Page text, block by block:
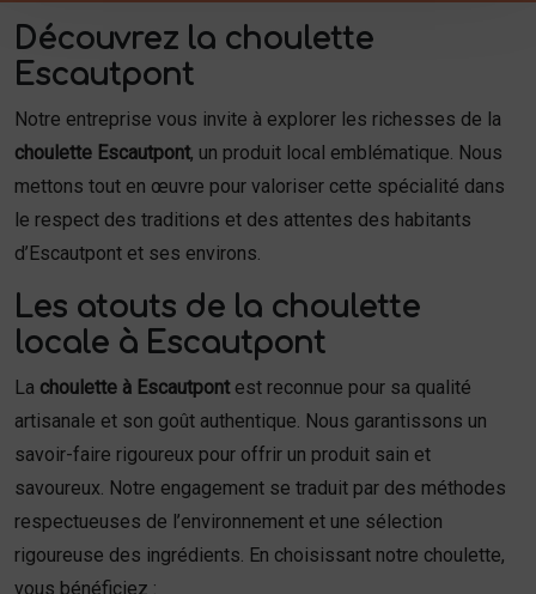
Découvrez la choulette
Escautpont
Notre entreprise vous invite à explorer les richesses de la
choulette Escautpont, un produit local emblématique. Nous
mettons tout en œuvre pour valoriser cette spécialité dans
le respect des traditions et des attentes des habitants
d’Escautpont et ses environs.
Les atouts de la choulette
locale à Escautpont
La choulette à Escautpontest reconnue pour sa qualité
artisanale et son goût authentique. Nous garantissons un
savoir-faire rigoureux pour offrir un produit sain et
savoureux. Notre engagement se traduit par des méthodes
respectueuses de l’environnement et une sélection
rigoureuse des ingrédients. En choisissant notre choulette,
vous bénéficiez :